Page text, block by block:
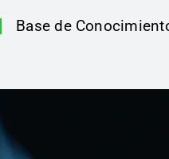
Base de